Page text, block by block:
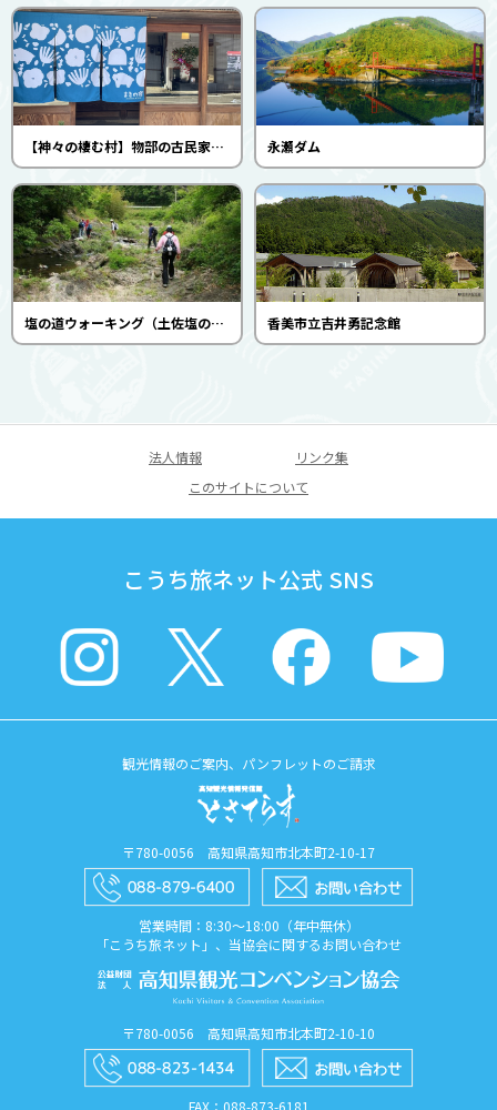
【神々の棲む村】物部の古民家で「いざなぎ流舞神楽」を鑑賞する（まきの宿） 永瀬ダム
塩の道ウォーキング（土佐塩の道保存会） 香美市立吉井勇記念館
法人情報
リンク集
このサイトについて
こうち旅ネット公式 SNS
観光情報のご案内、パンフレットのご請求
〒780-0056 高知県高知市北本町2-10-17
営業時間：8:30〜18:00（年中無休）
「こうち旅ネット」、当協会に関するお問い合わせ
〒780-0056 高知県高知市北本町2-10-10
FAX：088​-873​-6181